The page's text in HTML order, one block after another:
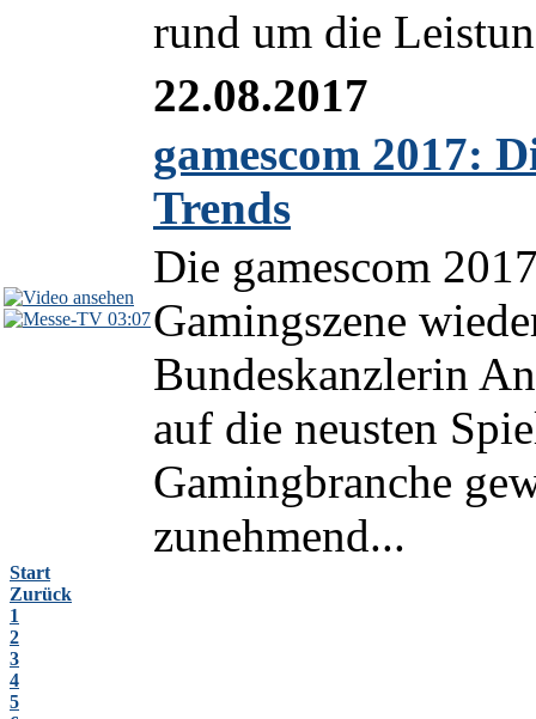
rund um die
03:07
22.08.2017
gamescom 2017:
Trends
Die gamescom
Gamingszene
Bundeskanzlerin
auf die neusten
Gamingbranche
zunehmend...
Start
Zurück
1
2
3
4
5